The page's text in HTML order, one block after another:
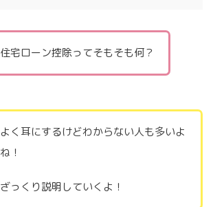
住宅ローン控除ってそもそも何？
よく耳にするけどわからない人も多いよ
ね！
ざっくり説明していくよ！